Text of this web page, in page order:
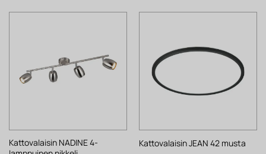
Kattovalaisin NADINE 4-
Kattovalaisin JEAN 42 musta